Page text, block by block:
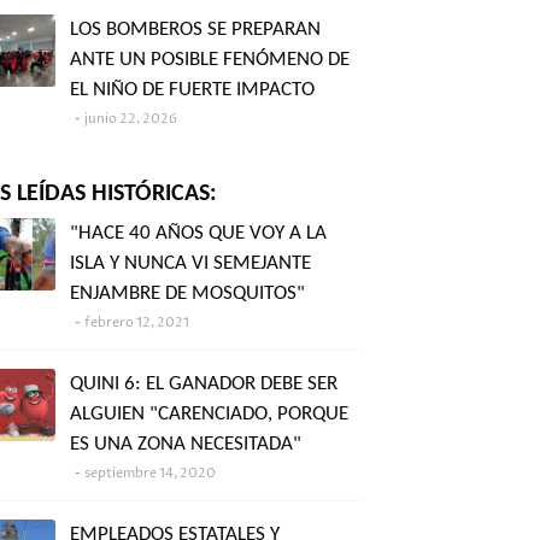
LOS BOMBEROS SE PREPARAN
ANTE UN POSIBLE FENÓMENO DE
EL NIÑO DE FUERTE IMPACTO
junio 22, 2026
LEÍDAS HISTÓRICAS:
"HACE 40 AÑOS QUE VOY A LA
ISLA Y NUNCA VI SEMEJANTE
ENJAMBRE DE MOSQUITOS"
febrero 12, 2021
QUINI 6: EL GANADOR DEBE SER
ALGUIEN "CARENCIADO, PORQUE
ES UNA ZONA NECESITADA"
septiembre 14, 2020
EMPLEADOS ESTATALES Y